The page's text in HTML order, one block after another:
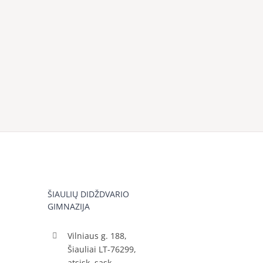
ŠIAULIŲ DIDŽDVARIO
GIMNAZIJA
Vilniaus g. 188,
Šiauliai LT-76299,